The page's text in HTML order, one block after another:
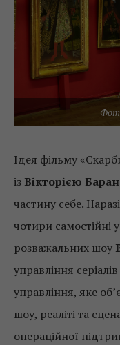
Ідея фільму
із Вікторією
частину себе.
чотири самостійні
розважальних шоу
управління
управління, яке
шоу, реаліті та
операційної